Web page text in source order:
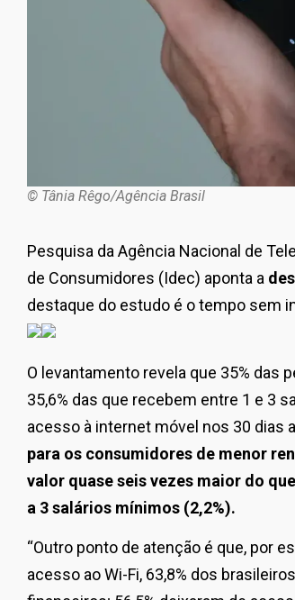
© Tânia Rêgo/Agência Brasil
Pesquisa da Agência Nacional de
de Consumidores (Idec) aponta a
destaque do estudo é o tempo sem
O levantamento revela que 35% das
35,6% das que recebem entre 1 e 3
acesso à internet móvel nos 30 dias
para os consumidores de menor
valor quase seis vezes maior do
a 3 salários mínimos (2,2%).
“Outro ponto de atenção é que, por
acesso ao Wi-Fi, 63,8% dos